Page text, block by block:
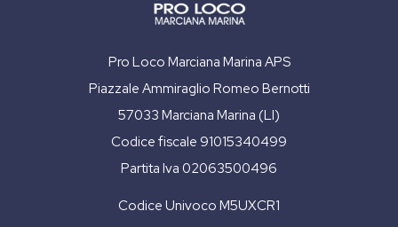
Pro Loco Marciana Marina APS
Piazzale Ammiraglio Romeo Bernotti
57033 Marciana Marina (LI)
Codice fiscale 91015340499
Partita Iva 02063500496
Codice Univoco M5UXCR1